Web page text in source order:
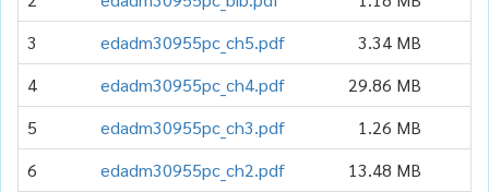
3
edadm30955pc_ch5.pdf
3.34 MB
4
edadm30955pc_ch4.pdf
29.86 MB
5
edadm30955pc_ch3.pdf
1.26 MB
6
edadm30955pc_ch2.pdf
13.48 MB